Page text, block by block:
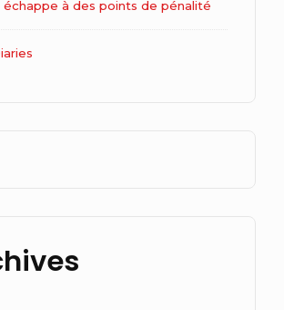
à des points de pénalité